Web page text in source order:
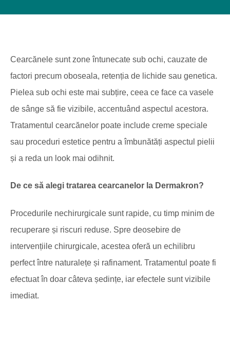
Cearcănele sunt zone întunecate sub ochi, cauzate de
factori precum oboseala, retenția de lichide sau genetica.
Pielea sub ochi este mai subțire, ceea ce face ca vasele
de sânge să fie vizibile, accentuând aspectul acestora.
Tratamentul cearcănelor poate include creme speciale
sau proceduri estetice pentru a îmbunătăți aspectul pielii
și a reda un look mai odihnit.
De ce să alegi tratarea cearcanelor la Dermakron?
Procedurile nechirurgicale sunt rapide, cu timp minim de
recuperare și riscuri reduse. Spre deosebire de
intervențiile chirurgicale, acestea oferă un echilibru
perfect între naturalețe și rafinament. Tratamentul poate fi
efectuat în doar câteva ședințe, iar efectele sunt vizibile
imediat.